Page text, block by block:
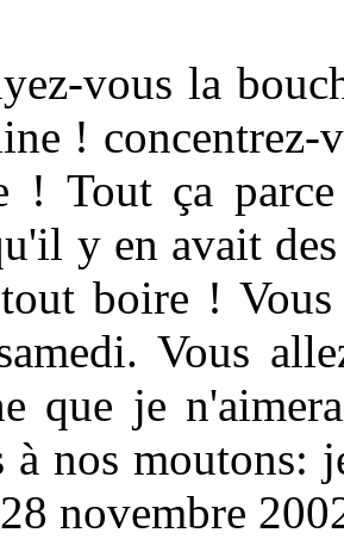
vous la
! concentrez-
! Tout ça
y en avait
boire !
Vous
que je
à nos moutons:
novembre